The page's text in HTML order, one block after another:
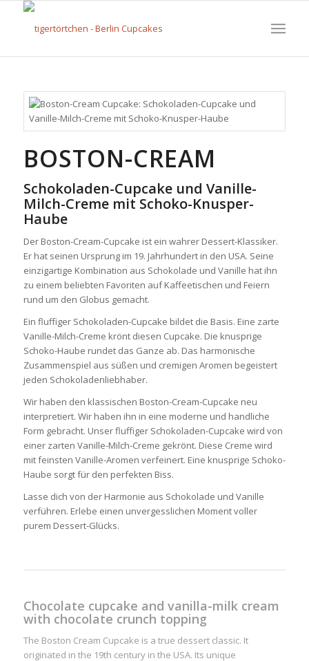
BOSTON-CREAM
Schokoladen-Cupcake und Vanille-
Milch-Creme mit Schoko-Knusper-
Haube
Der Boston-Cream-Cupcake ist ein wahrer Dessert-Klassiker.
Er hat seinen Ursprung im 19. Jahrhundert in den USA. Seine
einzigartige Kombination aus Schokolade und Vanille hat ihn
zu einem beliebten Favoriten auf Kaffeetischen und Feiern
rund um den Globus gemacht.
Ein fluffiger Schokoladen-Cupcake bildet die Basis. Eine zarte
Vanille-Milch-Creme krönt diesen Cupcake. Die knusprige
Schoko-Haube rundet das Ganze ab. Das harmonische
Zusammenspiel aus süßen und cremigen Aromen begeistert
jeden Schokoladenliebhaber.
Wir haben den klassischen Boston-Cream-Cupcake neu
interpretiert. Wir haben ihn in eine moderne und handliche
Form gebracht. Unser fluffiger Schokoladen-Cupcake wird von
einer zarten Vanille-Milch-Creme gekrönt. Diese Creme wird
mit feinsten Vanille-Aromen verfeinert. Eine knusprige Schoko-
Haube sorgt für den perfekten Biss.
Lasse dich von der Harmonie aus Schokolade und Vanille
verführen. Erlebe einen unvergesslichen Moment voller
purem Dessert-Glücks.
Chocolate cupcake and vanilla-milk cream
with chocolate crunch topping
The Boston Cream Cupcake is a true dessert classic. It
originated in the 19th century in the USA. Its unique